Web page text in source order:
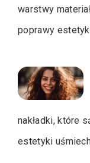
warstwy
poprawy
nakładki, które
estetyki